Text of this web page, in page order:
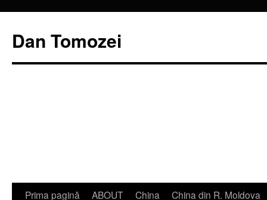
Dan Tomozei
Sari
Prima pagină ABOUT China
China din R. Moldova